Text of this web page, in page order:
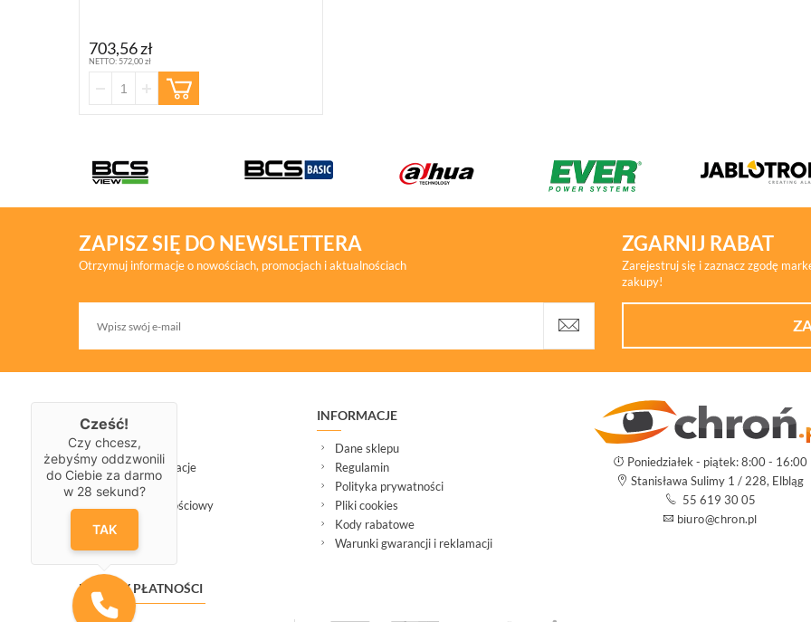
703,56 zł
NETTO: 572,00 zł
ZAPISZ SIĘ DO NEWSLETTERA
Otrzymuj informacje o nowościach, promocjach i aktualnościach
ZGARNIJ RABAT
Zarejestruj się i zaznacz zgodę
zakupy!
ZAKUPY
Dostawa
Serwis i reklamacje
Zwrot
Program lojalnościowy
INFORMACJE
Dane sklepu
Regulamin
Polityka prywatności
Pliki cookies
Kody rabatowe
Warunki gwarancji i reklamacji
Poniedziałek - piątek: 8:00 - 16:00
Stanisława Sulimy 1 / 228, Elbląg
55 619 30 05
METODY PŁATNOŚCI
Cześć!
Czy chcesz,
żebyśmy oddzwonili
do Ciebie za darmo
w 28 sekund?
TAK